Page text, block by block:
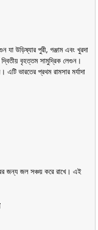
উড়িষ্যার পুরী, গঞ্জাম এবং খুরদা
বৃহত্তম সামুদ্রিক লেগুন।
ভারতের প্রথম রামসার মর্যাদা
জন্য জল সঞ্চয় করে রাখে। এই